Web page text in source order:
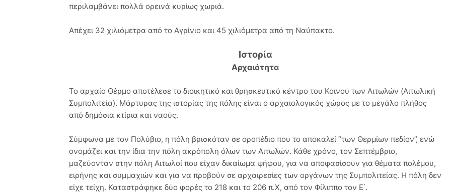
περιλαμβάνει πολλά ορεινά κυρίως χωριά.
Απέχει 32 χιλιόμετρα από το Αγρίνιο και 45 χιλιόμετρα από τη Ναύπακτο.
Ιστορία
Αρχαιότητα
Το αρχαίο Θέρμο αποτέλεσε το διοικητικό και θρησκευτικό κέντρο του Κοινού των Αιτωλών (Αιτωλική
Συμπολιτεία). Μάρτυρας της ιστορίας της πόλης είναι ο αρχαιολογικός χώρος με το μεγάλο πλήθος
από δημόσια κτίρια και ναούς.
Σύμφωνα με τον Πολύβιο, η πόλη βρισκόταν σε οροπέδιο που το αποκαλεί “των Θερμίων πεδίον”, ενώ
ονομάζει και την ίδια την πόλη ακρόπολη όλων των Αιτωλών. Κάθε χρόνο, τον Σεπτέμβριο,
μαζεύονταν στην πόλη Αιτωλοί που είχαν δικαίωμα ψήφου, για να αποφασίσουν για θέματα πολέμου,
ειρήνης και συμμαχιών και για να προβούν σε αρχαιρεσίες των οργάνων της Συμπολιτείας. Η πόλη δεν
είχε τείχη. Καταστράφηκε δύο φορές το 218 και το 206 π.Χ, από τον Φίλιππο τον Ε΄.